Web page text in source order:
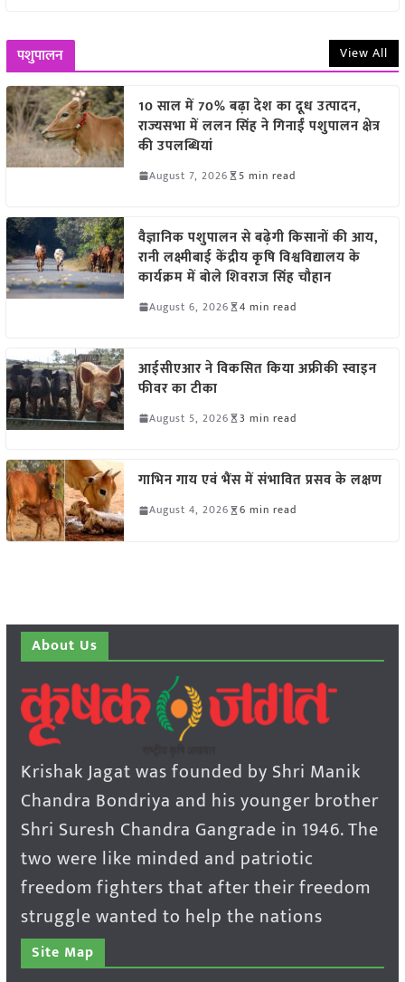
पशुपालन View All
10 साल में 70% बढ़ा देश का दूध उत्पादन,
राज्यसभा में ललन सिंह ने गिनाईं पशुपालन क्षेत्र
की उपलब्धियां
August 7, 2026 5 min read
वैज्ञानिक पशुपालन से बढ़ेगी किसानों की आय,
रानी लक्ष्मीबाई केंद्रीय कृषि विश्वविद्यालय के
कार्यक्रम में बोले शिवराज सिंह चौहान
August 6, 2026 4 min read
आईसीएआर ने विकसित किया अफ्रीकी स्वाइन
फीवर का टीका
August 5, 2026 3 min read
गाभिन गाय एवं भैंस में संभावित प्रसव के लक्षण
August 4, 2026 6 min read
About Us
Krishak Jagat was founded by Shri Manik
Chandra Bondriya and his younger brother
Shri Suresh Chandra Gangrade in 1946. The
two were like minded and patriotic
freedom fighters that after their freedom
struggle wanted to help the nations
Site Map